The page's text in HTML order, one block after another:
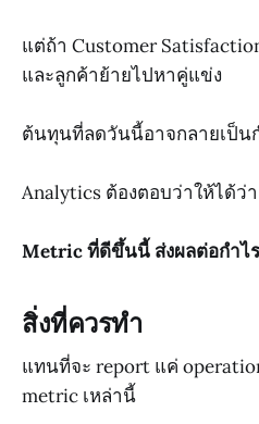
แต่ถ้า Customer
และลูกค้าย้ายไปหาคู่แข่ง
ต้นทุนที่ลดวันนี้อาจกลายเป็น
Analytics ต้องตอบว่าให้ได้ว่า
Metric ที่ดีขึ้นนี้ ส่งผลต่อกำไ
สิ่งที่ควรทำ
แทนที่จะ report แค่
metric เหล่านี้